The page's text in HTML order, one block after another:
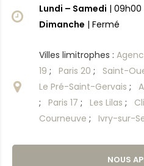
Lundi – Samedi | 09h00
Dimanche | Fermé
Villes limitrophes :
19 ; Paris 20 ; Saint-
Le Pré-Saint-Gervais ;
; Paris 17 ; Les Lilas ;
Courneuve ; Ivry-sur-
NOUS